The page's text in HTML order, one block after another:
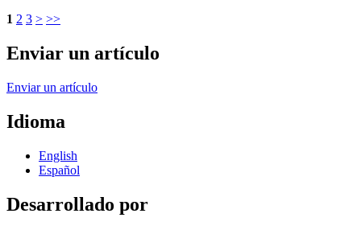
1 2 3 > >>
Enviar un artículo
Enviar un artículo
Idioma
English
Español
Desarrollado por